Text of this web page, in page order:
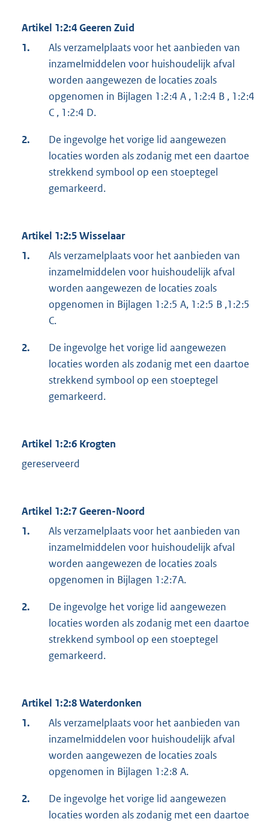
Artikel 1:2:4 Geeren Zuid
1.
Als verzamelplaats voor het aanbieden van
inzamelmiddelen voor huishoudelijk afval
worden aangewezen de locaties zoals
opgenomen in Bijlagen 1:2:4 A , 1:2:4 B , 1:2:4
C , 1:2:4 D.
2.
De ingevolge het vorige lid aangewezen
locaties worden als zodanig met een daartoe
strekkend symbool op een stoeptegel
gemarkeerd.
Artikel 1:2:5 Wisselaar
1.
Als verzamelplaats voor het aanbieden van
inzamelmiddelen voor huishoudelijk afval
worden aangewezen de locaties zoals
opgenomen in Bijlagen 1:2:5 A, 1:2:5 B ,1:2:5
C.
2.
De ingevolge het vorige lid aangewezen
locaties worden als zodanig met een daartoe
strekkend symbool op een stoeptegel
gemarkeerd.
Artikel 1:2:6 Krogten
gereserveerd
Artikel 1:2:7 Geeren-Noord
1.
Als verzamelplaats voor het aanbieden van
inzamelmiddelen voor huishoudelijk afval
worden aangewezen de locaties zoals
opgenomen in Bijlagen 1:2:7A.
2.
De ingevolge het vorige lid aangewezen
locaties worden als zodanig met een daartoe
strekkend symbool op een stoeptegel
gemarkeerd.
Artikel 1:2:8 Waterdonken
1.
Als verzamelplaats voor het aanbieden van
inzamelmiddelen voor huishoudelijk afval
worden aangewezen de locaties zoals
opgenomen in Bijlagen 1:2:8 A.
2.
De ingevolge het vorige lid aangewezen
locaties worden als zodanig met een daartoe